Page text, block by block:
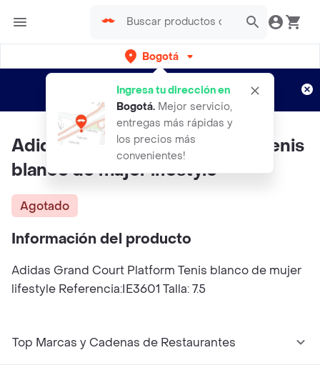
Bogotá
Ingresa tu dirección en
Bogotá. Mejor servicio,
entregas más rápidas y
los precios más
convenientes!
envíos gratis por semanas
Aplican TyC
Adidas Grand Court Platform Tenis
blanco de mujer lifestyle
Agotado
Información del producto
Adidas Grand Court Platform Tenis blanco de mujer
lifestyle Referencia:IE3601 Talla: 7.5
Top Marcas y Cadenas de Restaurantes